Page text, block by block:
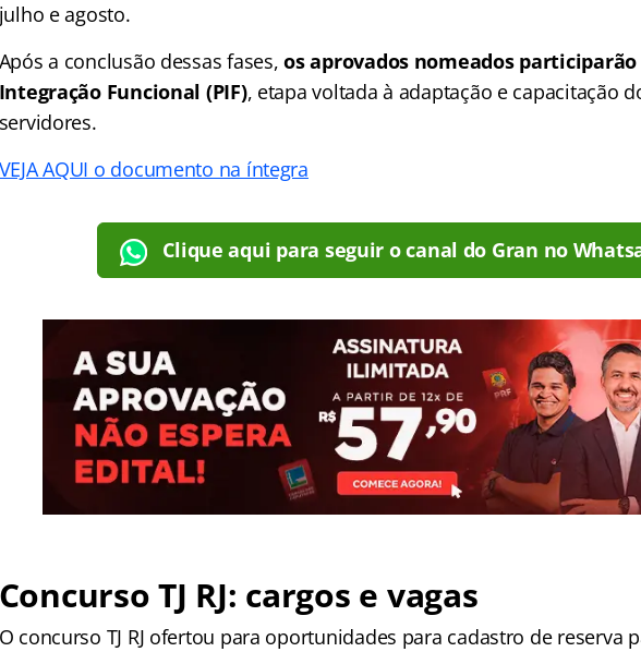
julho e agosto.
Após a conclusão dessas fases,os aprovados nomeados
Integração Funcional (PIF), etapa voltada à adaptação e capacitação
servidores.
VEJA AQUI o documento na íntegra
Clique aqui para seguir o canal do Gran no
Concurso TJ RJ: cargos e vagas
O concurso TJ RJ ofertou para oportunidades para cadastro de reserva